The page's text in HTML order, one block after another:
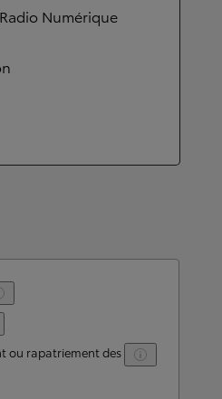
Numérique
ou rapatriement des